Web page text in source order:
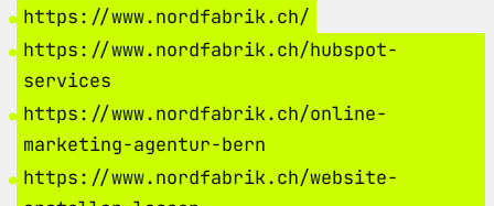
https://www.nordfabrik.ch/
https://www.nordfabrik.ch/hubspot-
services
https://www.nordfabrik.ch/online-
marketing-agentur-bern
https://www.nordfabrik.ch/website-